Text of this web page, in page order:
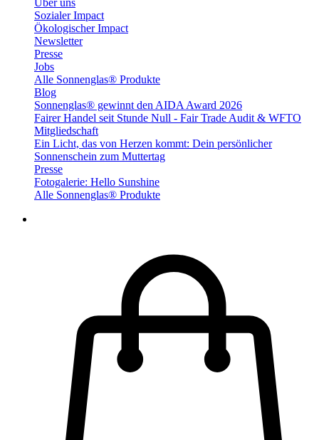
Über uns
Sozialer Impact
Ökologischer Impact
Newsletter
Presse
Jobs
Alle Sonnenglas® Produkte
Blog
Sonnenglas® gewinnt den AIDA Award 2026
Fairer Handel seit Stunde Null - Fair Trade Audit & WFTO
Mitgliedschaft
Ein Licht, das von Herzen kommt: Dein persönlicher
Sonnenschein zum Muttertag
Presse
Fotogalerie: Hello Sunshine
Alle Sonnenglas® Produkte